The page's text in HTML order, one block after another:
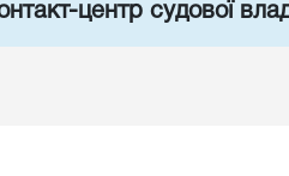
центр судової